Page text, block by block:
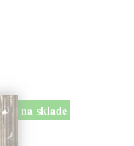
na sklade